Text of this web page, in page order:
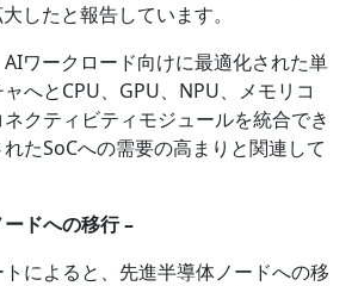
したと報告しています。
ワークロード向けに最適化された単
へとCPU、GPU、NPU、メモリコ
クティビティモジュールを統合でき
たSoCへの需要の高まりと関連して
ドへの移行 –
によると、先進半導体ノードへの移